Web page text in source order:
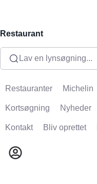
Restaurant
Lav en lynsøgning...
Restauranter Michelin
Kortsøgning Nyheder
Kontakt Bliv oprettet